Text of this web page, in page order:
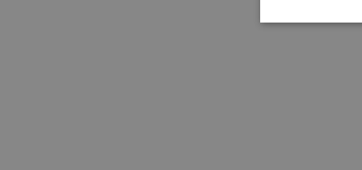
Strikt noodzakelijke